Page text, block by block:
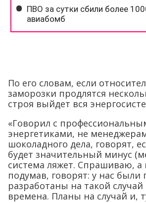
По его словам, если
заморозки продлятся
строя выйдет вся
«Говорил с
энергетиками, не
шоколадного дела, говорят,
будет значительный минус
система ляжет. Спрашиваю, а
подумав, говорят: у нас были
разработаны на такой
времена. Планы на случай и,